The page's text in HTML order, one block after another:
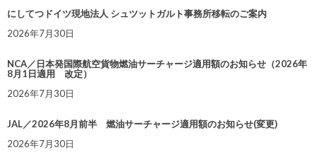
にしてつドイツ現地法人 シュツットガルト事務所移転のご案内
2026年7月30日
NCA／日本発国際航空貨物燃油サーチャージ適用額のお知らせ（2026年
8月1日適用 改定）
2026年7月30日
JAL／2026年8月前半 燃油サーチャージ適用額のお知らせ(変更)
2026年7月30日